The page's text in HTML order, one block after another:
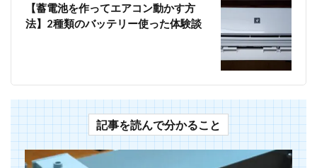
【蓄電池を作ってエアコン動かす方
法】2種類のバッテリー使った体験談
記事を読んで分かること